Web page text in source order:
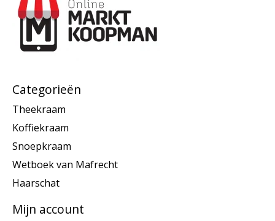
Categorieën
Theekraam
Koffiekraam
Snoepkraam
Wetboek van Mafrecht
Haarschat
Mijn account